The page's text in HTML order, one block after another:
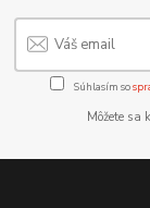
Súhlasím so
Môžete sa